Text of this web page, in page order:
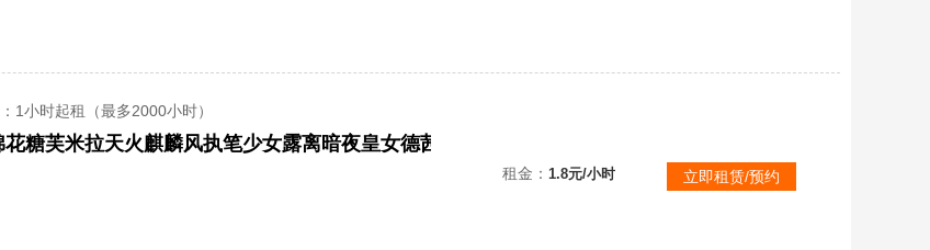
：1小时起租（最多2000小时）
租金： 1.8元/小时 立即租赁/预约